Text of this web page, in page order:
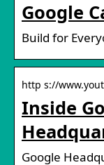
Google
Build for
http s://
Inside
Google